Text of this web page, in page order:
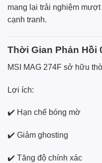
mang lại trải nghiệm
cạnh tranh.
Thời Gian Phản Hồi
MSI MAG 274F sở hữu
Lợi ích:
✔️ Hạn chế bóng mờ
✔️ Giảm ghosting
✔️ Tăng độ chính xác